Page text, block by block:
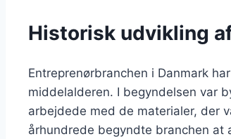
Historisk udvikling
Entreprenørbranchen i Danmark
middelalderen. I begyndelsen var
arbejdede med de materialer, der
århundrede begyndte branchen